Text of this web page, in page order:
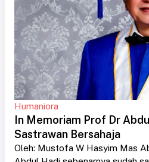
Humaniora
In Memoriam Prof Dr
Sastrawan Bersahaja
Oleh: Mustofa W Hasyim Mas